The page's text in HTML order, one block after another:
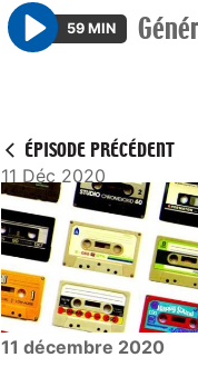
P
59 MIN
ÉPISODE PRÉCÉDENT
11 Déc 2020
11 décembre 2020